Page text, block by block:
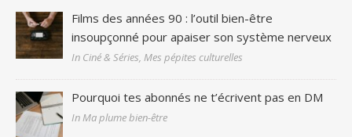
Films des années 90 : l’outil bien-être
insoupçonné pour apaiser son système nerveux
In Ciné & Séries, Mes pépites culturelles
Pourquoi tes abonnés ne t’écrivent pas en DM
In Ma plume bien-être